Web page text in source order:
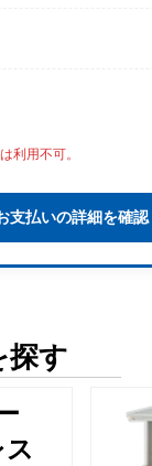
利用不可。
支払いの詳細を確認
探す